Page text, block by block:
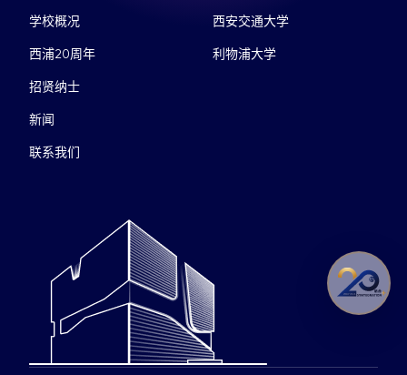
学校概况
西浦20周年
招贤纳士
新闻
联系我们
西安交通大学
利物浦大学